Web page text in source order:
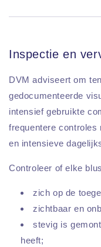
Inspectie en
DVM adviseert om
gedocumenteerde
intensief gebruikte
frequentere controles
en intensieve
Controleer of elke
zich op de
zichtbaar en
stevig is
heeft;